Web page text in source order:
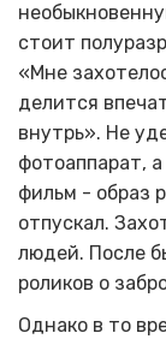
стоит
«Мне
делится
внутрь». Не
фотоаппарат,
фильм - образ
отпускал.
людей. После
роликов о
Однако в то